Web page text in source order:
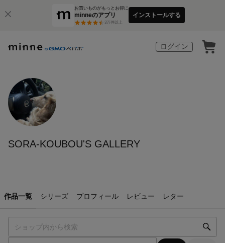
お買いものがもっとお得に
minneのアプリ
3万件以上
インストールする
ログイン
SORA-KOUBOU'S GALLERY
作品一覧 シリーズ プロフィール レビュー レター